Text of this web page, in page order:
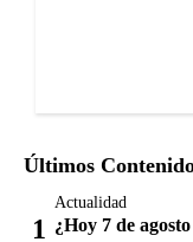
Últimos
Actualidad
¿Hoy 7 de